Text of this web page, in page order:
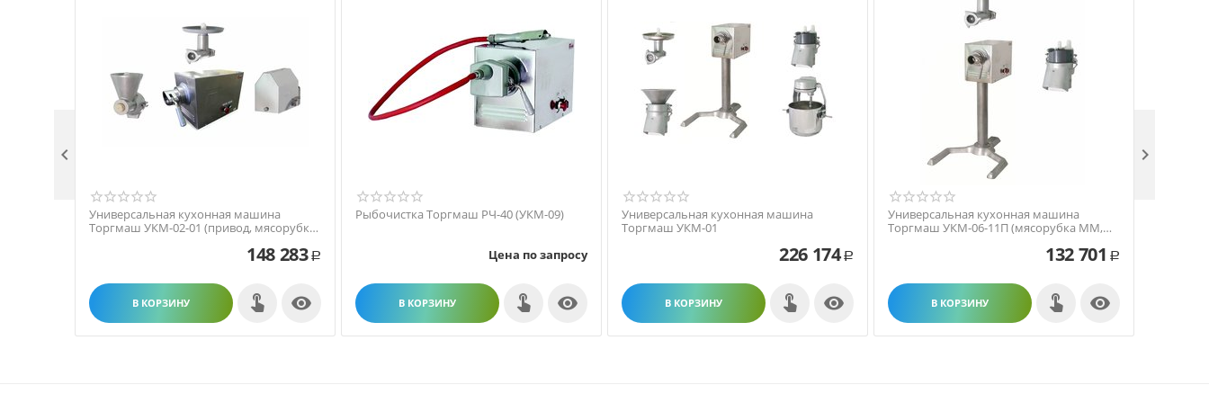
Универсальная кухонная машина
Торгмаш УКМ-02-01 (привод, мясорубка,
148 283 Р
В КОРЗИНУ 
Рыбочистка Торгмаш РЧ-40 (УКМ-09)
Цена по запросу
В КОРЗИНУ 
Универсальная кухонная машина
Торгмаш УКМ-01
226 174 Р
В КОРЗИНУ 
Универсальная кухонная машина
Торгмаш УКМ-06-11П (мясорубка ММ,
132 701 Р
В КОРЗИНУ 
 